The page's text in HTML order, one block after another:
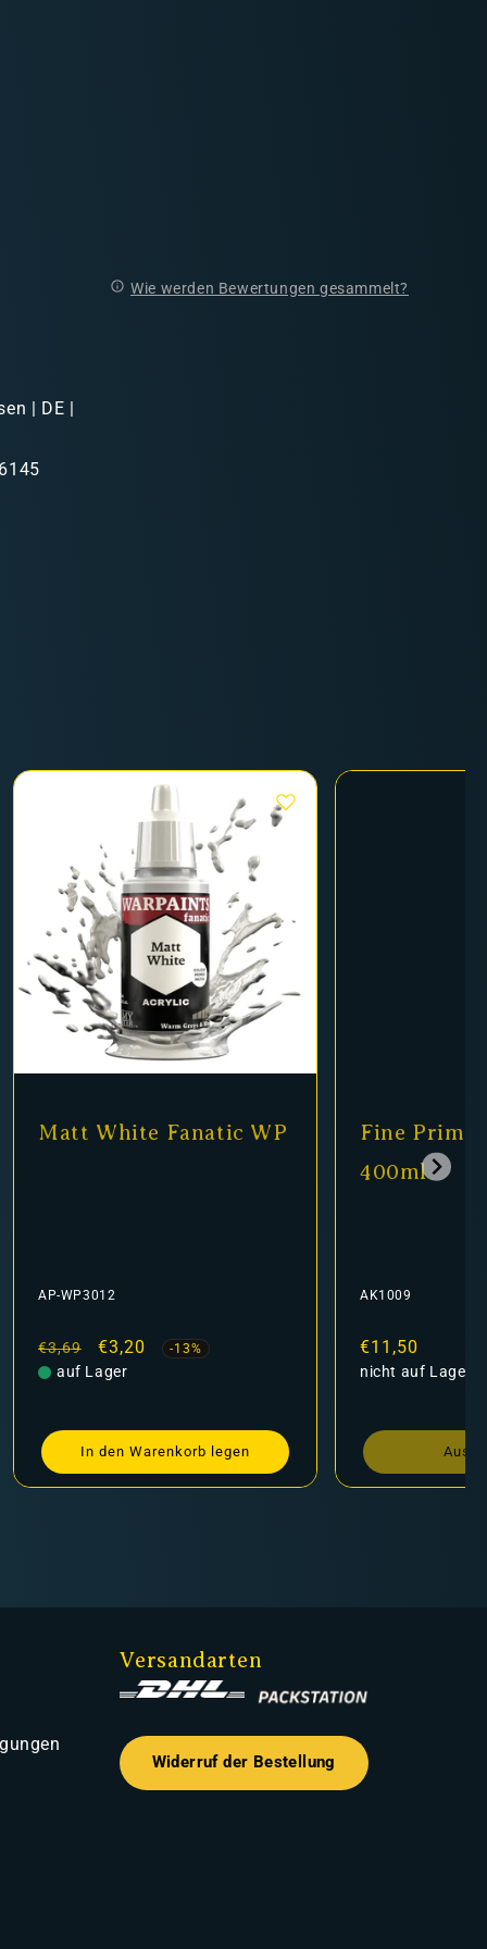
Wie werden Bewertungen gesammelt?
| DE |
Matt White Fanatic WP
AP-WP3012
Normaler
Preis
€3,69 Verkaufspreis
€3,20 -13%
auf Lager
In den Warenkorb legen
Fine
400ml
AK1009
Normaler
Preis
€11,50
nicht auf Lager
Versandarten
Widerruf der Bestellung